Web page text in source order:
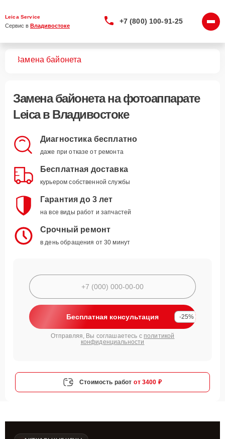
Leica Service
Сервис в Владивостоке
+7 (800) 100-91-25
Замена байонета
Замена байонетана фотоаппарате
Leica в Владивостоке
Диагностика бесплатно
даже при отказе от ремонта
Бесплатная доставка
курьером собственной службы
Гарантия до 3 лет
на все виды работ и запчастей
Срочный ремонт
в день обращения от 30 минут
Бесплатная консультация -25%
Отправляя, Вы соглашаетесь с политикой
конфиденциальности
Стоимость работ от 3400 ₽